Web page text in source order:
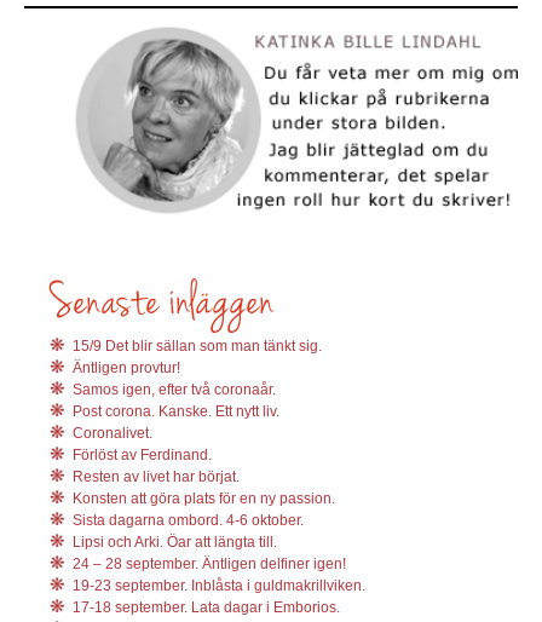
15/9 Det blir sällan som man tänkt sig.
Äntligen provtur!
Samos igen, efter två coronaår.
Post corona. Kanske. Ett nytt liv.
Coronalivet.
Förlöst av Ferdinand.
Resten av livet har börjat.
Konsten att göra plats för en ny passion.
Sista dagarna ombord. 4-6 oktober.
Lipsi och Arki. Öar att längta till.
24 – 28 september. Äntligen delfiner igen!
19-23 september. Inblåsta i guldmakrillviken.
17-18 september. Lata dagar i Emborios.